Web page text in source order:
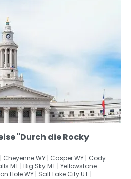
"Durch die Rocky
Cheyenne WY | Casper WY | Cody
MT | Big Sky MT | Yellowstone-
Hole WY | Salt Lake City UT |